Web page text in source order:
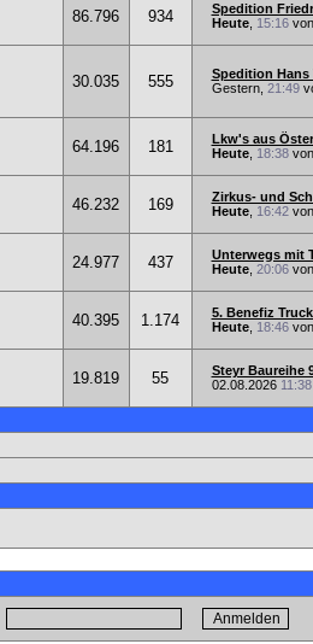
86.796 934
Spedition
Heute, 15:16von
30.035 555
Spedition Hans
Gestern, 21:49
64.196 181
Lkw's aus
Heute, 18:38von
46.232 169
Zirkus- und
Heute, 16:42von
24.977 437
Unterwegs mit
Heute, 20:06von
40.395 1.174
5. Benefiz
Heute, 18:46von
19.819 55
Steyr Baureihe
02.08.2026 11:38